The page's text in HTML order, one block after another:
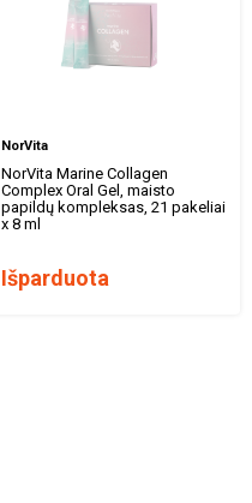
NorVita
NorVita Marine Collagen
Complex Oral Gel, maisto
papildų kompleksas, 21 pakeliai
x 8 ml
Išparduota